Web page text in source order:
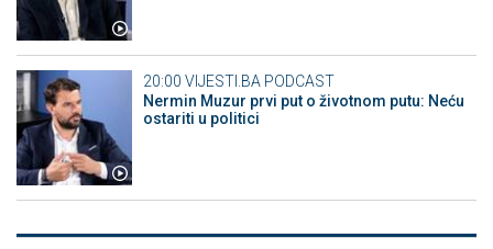
20:00 VIJESTI.BA PODCAST
Nermin Muzur prvi put o životnom putu: Neću
ostariti u politici